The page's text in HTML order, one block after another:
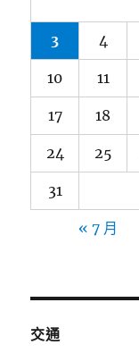
3 4
10 11
17 18
24 25
31
« 7 月
交通